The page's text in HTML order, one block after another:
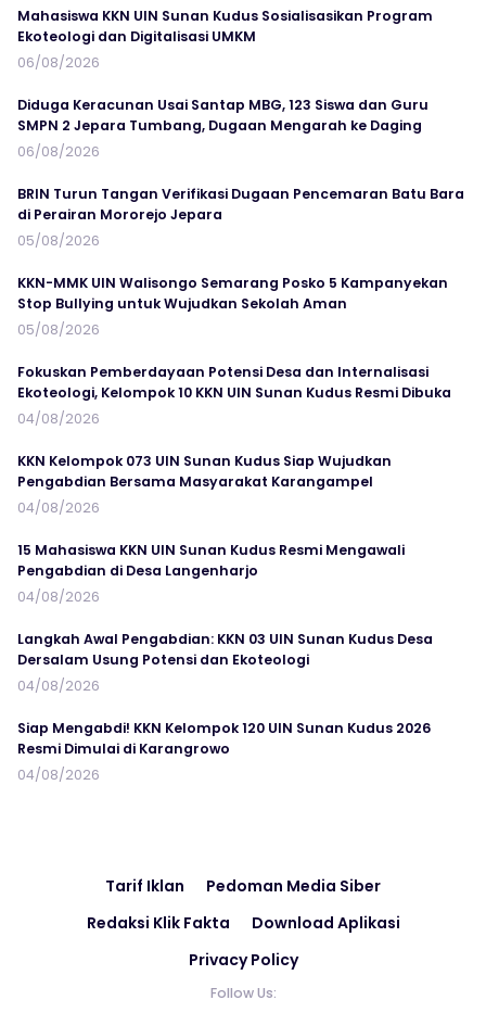
Mahasiswa KKN UIN Sunan Kudus Sosialisasikan Program
Ekoteologi dan Digitalisasi UMKM
06/08/2026
Diduga Keracunan Usai Santap MBG, 123 Siswa dan Guru
SMPN 2 Jepara Tumbang, Dugaan Mengarah ke Daging
06/08/2026
BRIN Turun Tangan Verifikasi Dugaan Pencemaran Batu Bara
di Perairan Mororejo Jepara
05/08/2026
KKN-MMK UIN Walisongo Semarang Posko 5 Kampanyekan
Stop Bullying untuk Wujudkan Sekolah Aman
05/08/2026
Fokuskan Pemberdayaan Potensi Desa dan Internalisasi
Ekoteologi, Kelompok 10 KKN UIN Sunan Kudus Resmi Dibuka
04/08/2026
KKN Kelompok 073 UIN Sunan Kudus Siap Wujudkan
Pengabdian Bersama Masyarakat Karangampel
04/08/2026
15 Mahasiswa KKN UIN Sunan Kudus Resmi Mengawali
Pengabdian di Desa Langenharjo
04/08/2026
Langkah Awal Pengabdian: KKN 03 UIN Sunan Kudus Desa
Dersalam Usung Potensi dan Ekoteologi
04/08/2026
Siap Mengabdi! KKN Kelompok 120 UIN Sunan Kudus 2026
Resmi Dimulai di Karangrowo
04/08/2026
Tarif Iklan
Pedoman Media Siber
Redaksi Klik Fakta
Download Aplikasi
Privacy Policy
Follow Us: